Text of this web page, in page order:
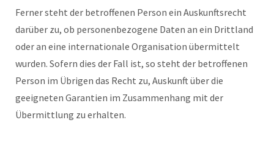
Ferner steht der betroffenen Person ein Auskunftsrecht
darüber zu, ob personenbezogene Daten an ein Drittland
oder an eine internationale Organisation übermittelt
wurden. Sofern dies der Fall ist, so steht der betroffenen
Person im Übrigen das Recht zu, Auskunft über die
geeigneten Garantien im Zusammenhang mit der
Übermittlung zu erhalten.